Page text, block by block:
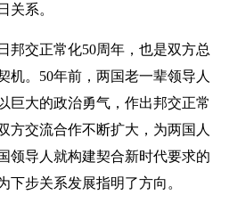
关系。
邦交正常化50周年，也是双方总
机。50年前，两国老一辈领导人
巨大的政治勇气，作出邦交正常
方交流合作不断扩大，为两国人
领导人就构建契合新时代要求的
下步关系发展指明了方向。